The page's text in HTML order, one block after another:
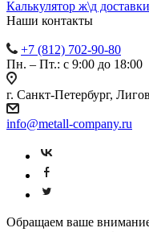
Калькулятор ж\д доставки
Наши контакты
+7 (812) 702-90-80
Пн. – Пт.: с 9:00 до 18:00
г. Санкт-Петербург,
info@metall-company.ru
Обращаем ваше